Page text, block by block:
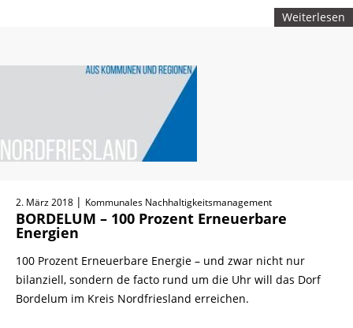
Weiterlesen
2. März 2018 | Kommunales Nachhaltigkeitsmanagement
BORDELUM – 100 Prozent Erneuerbare
Energien
100 Prozent Erneuerbare Energie – und zwar nicht nur
bilanziell, sondern de facto rund um die Uhr will das Dorf
Bordelum im Kreis Nordfriesland erreichen.